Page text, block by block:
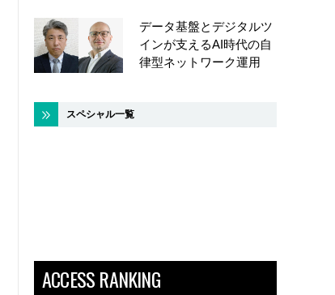
データ基盤とデジタルツ
インが支えるAI時代の自
律型ネットワーク運用
スペシャル一覧
ACCESS RANKING